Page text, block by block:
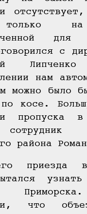
на
для
с
нам
можно было
по косе.
пропуска в
района
приезда в
что